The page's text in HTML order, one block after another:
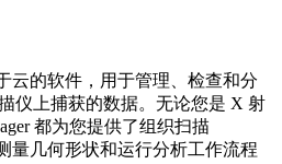
云的软件，用于管理、检查和分
仪上捕获的数据。无论您是 X 射
都为您提供了组织扫描
量几何形状和运行分析工作流程